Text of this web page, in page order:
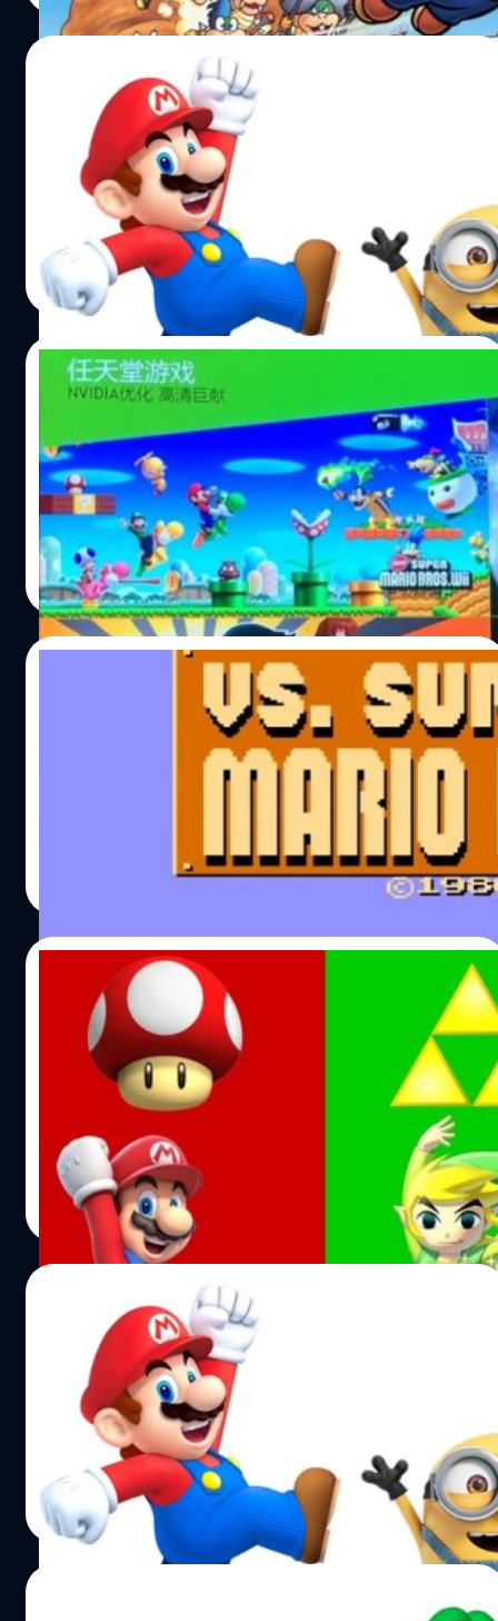
หนังจากเกม Super Mario อาจฉายในปี 2020
(หากบรรลุข้อตกลง)
หนัง Super Mario อาจจะฉายในปี 2020
วงศกร ปฐมชัยวัฒน์| 3132 days ago
Read More
01/01/2018
ชมคลิปการเล่นเกมนินเทนโด บนเครื่องเกม
Nvidia Shield (ในจีน)
เครื่องเกม Nvidia Shield ในจีน จะมีเกมของนินเทนโด ด้วย
วงศกร ปฐมชัยวัฒน์| 3140 days ago
Read More
เกม VS. Super Mario Bros. จะมาสู่
Nintendo Switch ธันวาคม นี้
VS. Super Mario Bros เตรียมออกบน Nintendo Switch
| 3158 days ago
Polygon เปิด 500 อันดับเกมยอดเยี่ยมตลอด
Polygon เปิด 500 อันดับเกมยอดเยี่ยม ไปดูกันว่ามีเกมอะไร
วงศกร ปฐมชัยวัฒน์| 3168 days ago
Read More
เกม Super Mario จะถูกสร้างเป็นภาพยนตร์
โดยทีมงานสร้าง Minions
เกม Mario จะถูกสร้างเป็นหนังโดย ค่าย Illumination
วงศกร ปฐมชัยวัฒน์| 3188 days ago
Read More